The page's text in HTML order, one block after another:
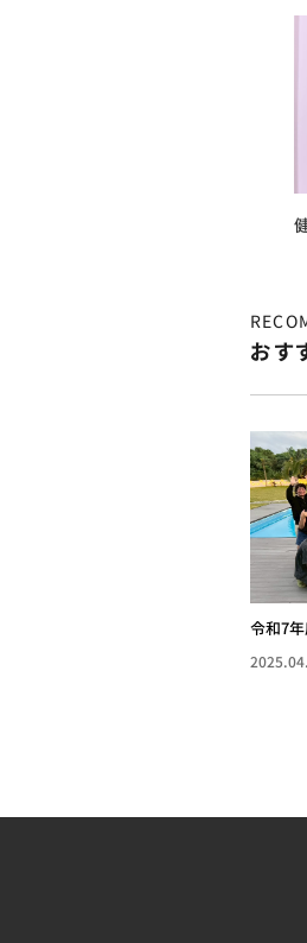
おす
令和7